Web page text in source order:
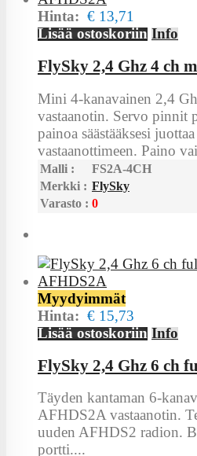
Hinta: € 13,71
Lisää ostoskoriin Info
FlySky 2,4 Ghz 4 ch
Mini 4-kanavainen 2,4
vastaanotin. Servo pinnit
painoa säästääksesi
vastaanottimeen. Paino
Malli :
FS2A-4CH
Merkki : FlySky
Varasto : 0
Myydyimmät
Hinta: € 15,73
Lisää ostoskoriin Info
FlySky 2,4 Ghz 6 ch
Täyden kantaman 6-
AFHDS2A vastaanotin.
uuden AFHDS2 radion.
portti....